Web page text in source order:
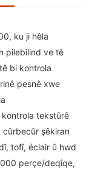
ku ji hêla
pilebilind ve tê
bi kontrola
pesnê xwe
tekstûrê
şêkiran
tofî, éclair û hwd
perçe/deqîqe,